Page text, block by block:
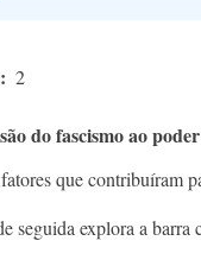
2
do fascismo ao
que contribuíram
seguida explora a barra